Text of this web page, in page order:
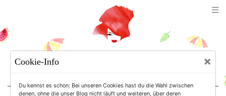
Cookie-Info ×
Du kennst es schon: Bei unseren Cookies hast du die Wahl zwischen
denen, ohne die unser Blog nicht läuft und weiteren, über deren